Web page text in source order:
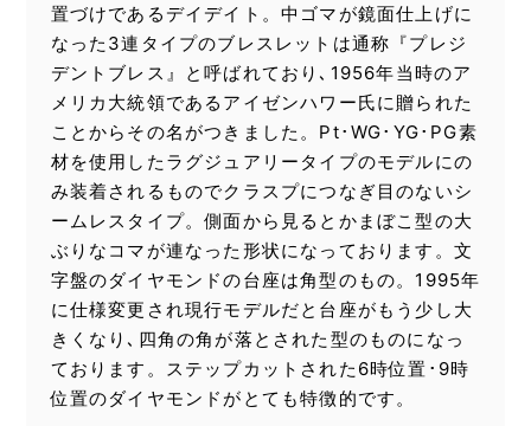
置づけであるデイデイト。中ゴマが鏡面仕上げに
なった3連タイプのブレスレットは通称『プレジ
デントブレス』と呼ばれており､1956年当時のア
メリカ大統領であるアイゼンハワー氏に贈られた
ことからその名がつきました。Pt･WG･YG･PG素
材を使用したラグジュアリータイプのモデルにの
み装着されるものでクラスプにつなぎ目のないシ
ームレスタイプ。側面から見るとかまぼこ型の大
ぶりなコマが連なった形状になっております。文
字盤のダイヤモンドの台座は角型のもの。1995年
に仕様変更され現行モデルだと台座がもう少し大
きくなり､四角の角が落とされた型のものになっ
ております。ステップカットされた6時位置･9時
位置のダイヤモンドがとても特徴的です。